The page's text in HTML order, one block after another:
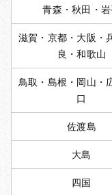
青森・秋田・
滋賀・京都・大阪・
良・和歌山
鳥取・島根・岡山・
口
佐渡島
大島
四国